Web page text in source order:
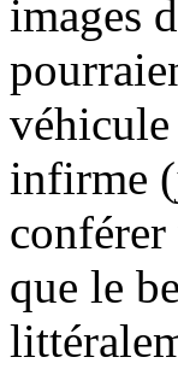
images
infirme
que le